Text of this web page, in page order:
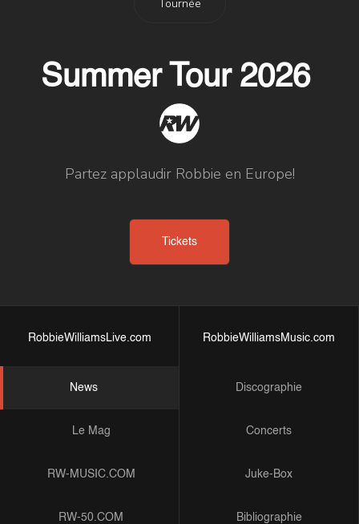
Tournée
Summer Tour 2026
Partez applaudir Robbie en Europe!
Tickets
RobbieWilliamsLive.com
News
Le Mag
RW-MUSIC.COM
RW-50.COM
RobbieWilliamsMusic.com
Discographie
Concerts
Juke-Box
Bibliographie